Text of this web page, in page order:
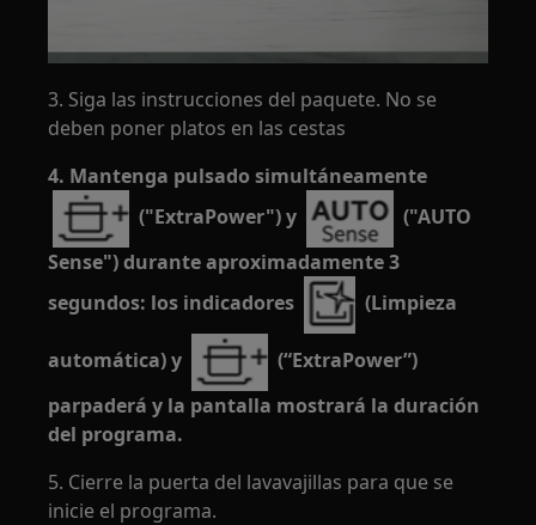
3. Siga las instrucciones del paquete. No se
deben poner platos en las cestas
4. Mantenga pulsado simultáneamente
("ExtraPower") y
("AUTO
Sense") durante aproximadamente 3
segundos: los indicadores
(Limpieza
automática) y
(“ExtraPower”)
parpaderá y la pantalla mostrará la duración
del programa.
5. Cierre la puerta del lavavajillas para que se
inicie el programa.